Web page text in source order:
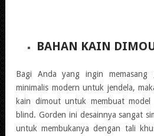
BAHAN KAIN
Bagi Anda yang ingin memasang
minimalis modern untuk jendela,
kain dimout untuk membuat
blind. Gorden ini desainnya sangat
untuk membukanya dengan tali